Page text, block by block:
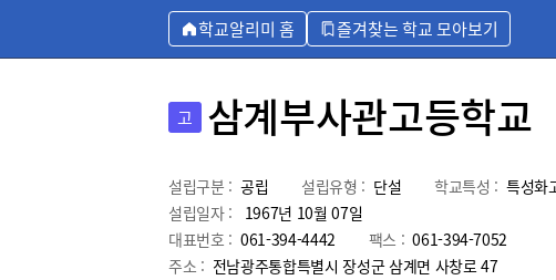
학교알리미 홈 즐겨찾는 학교 모아보기
고 삼계부사관고등학교
설립구분 : 공립 설립유형 : 단설 학교특성 : 특성화
설립일자 :
1967년 10월 07일
대표번호 : 061-394-4442 팩스 : 061-394-7052
주소 : 전남광주통합특별시 장성군 삼계면 사창로 47